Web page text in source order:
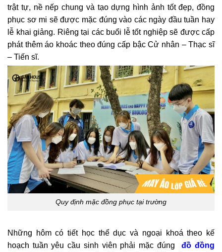
trật tự, nề nếp chung và tạo dựng hình ảnh tốt đẹp, đồng
phục sơ mi sẽ được mặc đúng vào các ngày đầu tuần hay
lễ khai giảng. Riêng tại các buổi lễ tốt nghiệp sẽ được cấp
phát thêm áo khoác theo đúng cấp bậc Cử nhân – Thạc sĩ
– Tiến sĩ.
Quy định mặc đồng phục tại trường
Những hôm có tiết học thể dục và ngoại khoá theo kế
hoạch tuần yêu cầu sinh viên phải mặc đúngđồ đồng